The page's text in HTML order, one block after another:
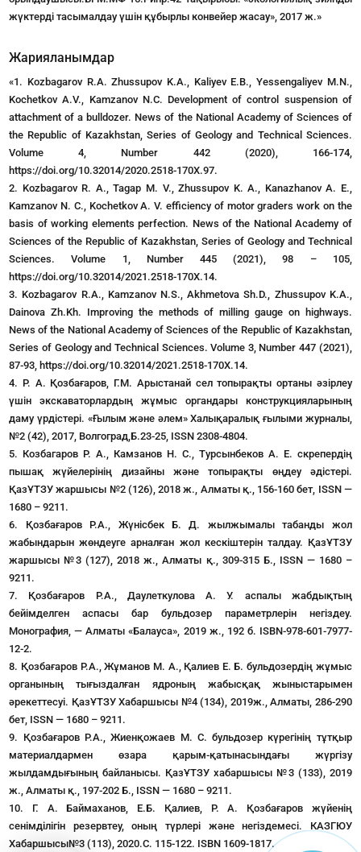
жүктерді тасымалдау үшін құбырлы конвейер жасау», 2017 ж.»
Жарияланымдар
«1. Kozbagarov R.A. Zhussupov K.A., Kaliyev E.B., Yessengaliyev M.N.,
Kochetkov A.V., Kamzanov N.C. Development of control suspension of
attachment of a bulldozer. News of the National Academy of Sciences of
the Republic of Kazakhstan, Series of Geology and Technical Sciences.
Volume 4, Number 442 (2020), 166-174,
https://doi.org/10.32014/2020.2518-170X.97.
2. Kozbagarov R. A., Tagap M. V., Zhussupov K. A., Kanazhanov A. E.,
Kamzanov N. C., Kochetkov A. V. efficiency of motor graders work on the
basis of working elements perfection. News of the National Academy of
Sciences of the Republic of Kazakhstan, Series of Geology and Technical
Sciences. Volume 1, Number 445 (2021), 98 – 105,
https://doi.org/10.32014/2021.2518-170X.14.
3. Kozbagarov R.A., Kamzanov N.S., Akhmetova Sh.D., Zhussupov K.A.,
Dainova Zh.Kh. Improving the methods of milling gauge on highways.
News of the National Academy of Sciences of the Republic of Kazakhstan,
Series of Geology and Technical Sciences. Volume 3, Number 447 (2021),
87-93, https://doi.org/10.32014/2021.2518-170X.14.
4. Р. А. Қозбағаров, Г.М. Арыстанай сел топырақты ортаны әзірлеу
үшін экскаваторлардың жұмыс органдары конструкцияларының
даму үрдістері. «Ғылым және әлем» Халықаралық ғылыми журналы,
№2 (42), 2017, Волгоград,Б.23-25, ISSN 2308-4804.
5. Козбагаров Р. А., Камзанов Н. С., Турсынбеков А. Е. скрепердің
пышақ жүйелерінің дизайны және топырақты өңдеу әдістері.
ҚазҰТЗУ жаршысы №2 (126), 2018 ж., Алматы қ., 156-160 бет, ISSN —
1680 – 9211.
6. Қозбағаров Р.А., Жүнісбек Б. Д. жылжымалы табанды жол
жабындарын жөндеуге арналған жол кескіштерін талдау. ҚазҰТЗУ
жаршысы №3 (127), 2018 ж., Алматы қ., 309-315 Б., ISSN — 1680 –
9211.
7. Қозбағаров Р.А., Даулеткулова А. У. аспалы жабдықтың
бейімделген аспасы бар бульдозер параметрлерін негіздеу.
Монография, — Алматы «Балауса», 2019 ж., 192 б. ISBN-978-601-7977-
12-2.
8. Қозбағаров Р.А., Жұманов М. А., Қалиев Е. Б. бульдозердің жұмыс
органының тығыздалған ядроның жабысқақ жыныстарымен
әрекеттесуі. ҚазҰТЗУ Хабаршысы №4 (134), 2019ж., Алматы, 286-290
бет, ISSN — 1680 – 9211.
9. Қозбағаров Р.А., Жиенқожаев М. С. бульдозер күрегінің тұтқыр
материалдармен өзара қарым-қатынасындағы жүргізу
жылдамдығының байланысы. ҚазҰТЗУ хабаршысы №3 (133), 2019
ж., Алматы қ., 197-202 Б., ISSN — 1680 – 9211.
10. Г. А. Баймаханов, Е.Б. Қалиев, Р. А. Қозбағаров жүйенің
сенімділігін резервтеу, оның түрлері және негіздемесі. КАЗГЮУ
Хабаршысы№3 (113), 2020.С. 115-122. ISBN 1609-1817.